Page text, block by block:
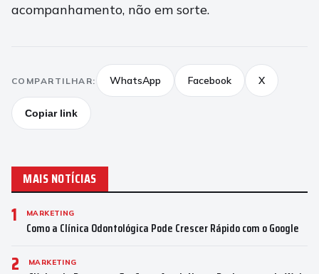
acompanhamento, não em sorte.
COMPARTILHAR: WhatsApp Facebook X
Copiar link
MAIS NOTÍCIAS
1 MARKETING
Como a Clínica Odontológica Pode Crescer Rápido com o Google
2 MARKETING